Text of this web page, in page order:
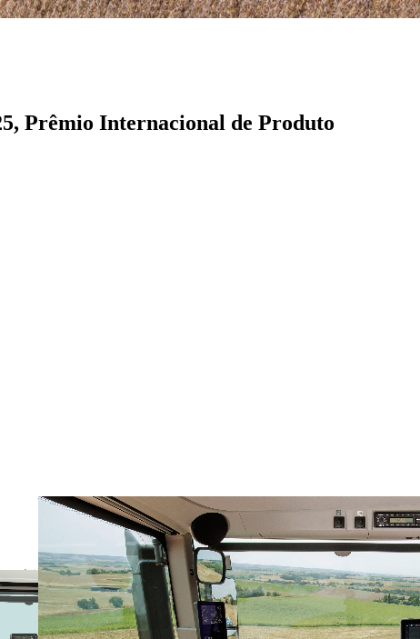
Prêmio Internacional de Produto